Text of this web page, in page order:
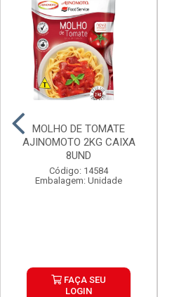
MOLHO DE TOMATE
AJINOMOTO 2KG CAIXA
8UND
Código: 14584
Embalagem: Unidade
FAÇA SEU
LOGIN